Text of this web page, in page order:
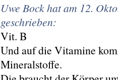
Uwe Bock hat am 12.
geschrieben:
Vit. B
Und auf die Vitamine
Mineralstoffe.